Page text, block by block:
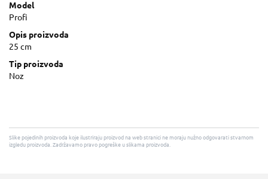
Model
Profi
Opis proizvoda
25 cm
Tip proizvoda
Noz
Slike pojedinih proizvoda koje ilustriraju proizvod na web stranici ne moraju nužno odgovarati stvarnom
izgledu proizvoda. Zadržavamo pravo pogreške u slikama proizvoda.